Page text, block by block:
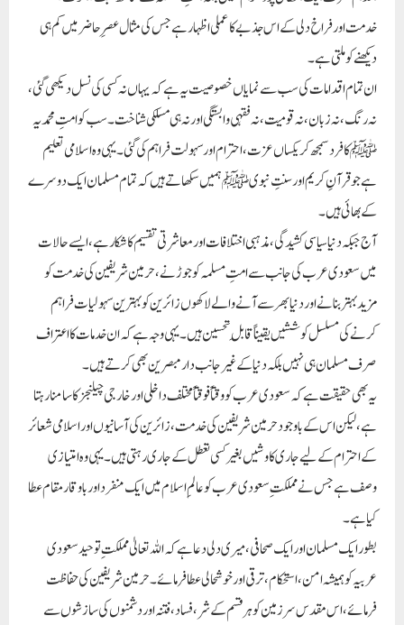
خدمت اور فراخ دلی کے اس جذبے کا عملی اظہار ہے جس کی مثال عصرِ حاضر میں کم ہی
دیکھنے کو ملتی ہے۔
ان تمام اقدامات کی سب سے نمایاں خصوصیت یہ ہے کہ یہاں نہ کسی کی نسل دیکھی گئی،
نہ رنگ، نہ زبان، نہ قومیت، نہ فقہی وابستگی اور نہ ہی مسلکی شناخت۔ سب کو امتِ محمدیہ
ﷺ کا فرد سمجھ کر یکساں عزت، احترام اور سہولت فراہم کی گئی۔ یہی وہ اسلامی تعلیم
ہے جو قرآنِ کریم اور سنتِ نبوی ﷺ ہمیں سکھاتے ہیں کہ تمام مسلمان ایک دوسرے
کے بھائی ہیں۔
آج جبکہ دنیا سیاسی کشیدگی، مذہبی اختلافات اور معاشرتی تقسیم کا شکار ہے، ایسے حالات
میں سعودی عرب کی جانب سے امتِ مسلمہ کو جوڑنے، حرمین شریفین کی خدمت کو
مزید بہتر بنانے اور دنیا بھر سے آنے والے لاکھوں زائرین کو بہترین سہولیات فراہم
کرنے کی مسلسل کوششیں یقیناً قابلِ تحسین ہیں۔ یہی وجہ ہے کہ ان خدمات کا اعتراف
صرف مسلمان ہی نہیں بلکہ دنیا کے غیر جانب دار مبصرین بھی کرتے ہیں۔
یہ بھی حقیقت ہے کہ سعودی عرب کو وقتاً فوقتاً مختلف داخلی اور خارجی چیلنجز کا سامنا رہتا
ہے، لیکن اس کے باوجود حرمین شریفین کی خدمت، زائرین کی آسانیوں اور اسلامی شعائر
کے احترام کے لیے جاری کاوشیں بغیر کسی تعطل کے جاری رہتی ہیں۔ یہی وہ امتیازی
وصف ہے جس نے مملکتِ سعودی عرب کو عالمِ اسلام میں ایک منفرد اور باوقار مقام عطا
کیا ہے۔
بطور ایک مسلمان اور ایک صحافی، میری دلی دعا ہے کہ اللہ تعالیٰ مملکتِ توحید سعودی
عربیہ کو ہمیشہ امن، استحکام، ترقی اور خوشحالی عطا فرمائے۔ حرمین شریفین کی حفاظت
فرمائے، اس مقدس سرزمین کو ہر قسم کے شر، فساد، فتنہ اور دشمنوں کی سازشوں سے